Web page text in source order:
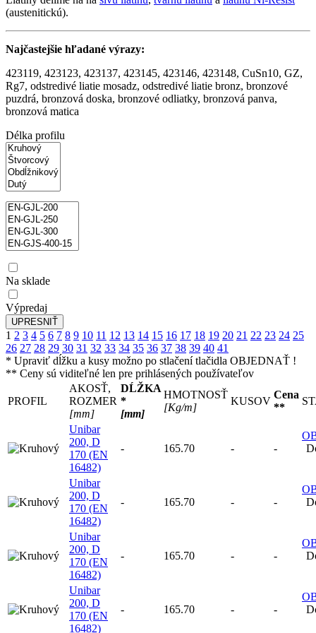
(austenitickú).
Najčastejšie hľadané výrazy:
423119, 423123, 423137, 423145, 423146, 423148, CuSn10, GZ,
Rg7, odstredivé liatie mosadz, odstredivé liatie bronz, bronzové
puzdrá, bronzová doska, bronzové odliatky, bronzová panva,
bronzová matica
Délka profilu
Na sklade
Výpredaj
1 2 3 4 5 6 7 8 9 10 11 12 13 14 15 16 17 18 19 20 21 22 23 24 25
26 27 28 29 30 31 32 33 34 35 36 37 38 39 40 41
* Upraviť dĺžku a kusy možno po stlačení tlačidla OBJEDNAŤ !
** Ceny sú viditeľné len pre prihlásených používateľov
PROFIL
AKOSŤ,
ROZMER
[mm]
DĹŽKA
*
[mm]
HMOTNOSŤ
[Kg/m]
KUSOV
Cena
**
Unibar
200, D
170 (EN
16482)
- 165.70 - -
Unibar
200, D
170 (EN
16482)
- 165.70 - -
Unibar
200, D
170 (EN
16482)
- 165.70 - -
Unibar
200, D
170 (EN
16482)
- 165.70 - -